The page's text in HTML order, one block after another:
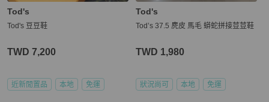
Tod's
Tod's 豆豆鞋
TWD 7,200
近新閒置品 本地 免運
Tod's
Tod’s 37.5 麂皮 馬毛 蟒蛇拼接荳荳鞋
TWD 1,980
狀況尚可 本地 免運